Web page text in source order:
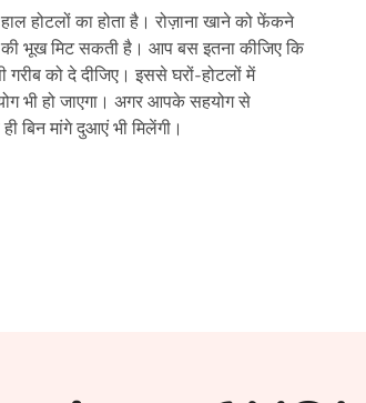
होटलों का होता है। रोज़ाना खाने को फेंकने
की भूख मिट सकती है। आप बस इतना कीजिए कि
को दे दीजिए। इससे घरों-होटलों में
भी हो जाएगा। अगर आपके सहयोग से
बिन मांगे दुआएं भी मिलेंगी।